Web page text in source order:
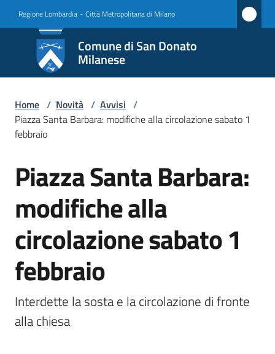
Regione Lombardia - Città Metropolitana di Milano
Comune di San Donato
Milanese
Comune
di San
Donato
Milanese
Novità
Menu selezionato
Servizi
Vivere
San
Donato
Milanese
Home / Novità / Avvisi /
Piazza Santa Barbara: modifiche alla circolazione sabato 1
febbraio
Salta al contenuto
Piazza Santa Barbara:
modifiche alla
circolazione sabato 1
febbraio
Interdette la sosta e la circolazione di fronte
alla chiesa